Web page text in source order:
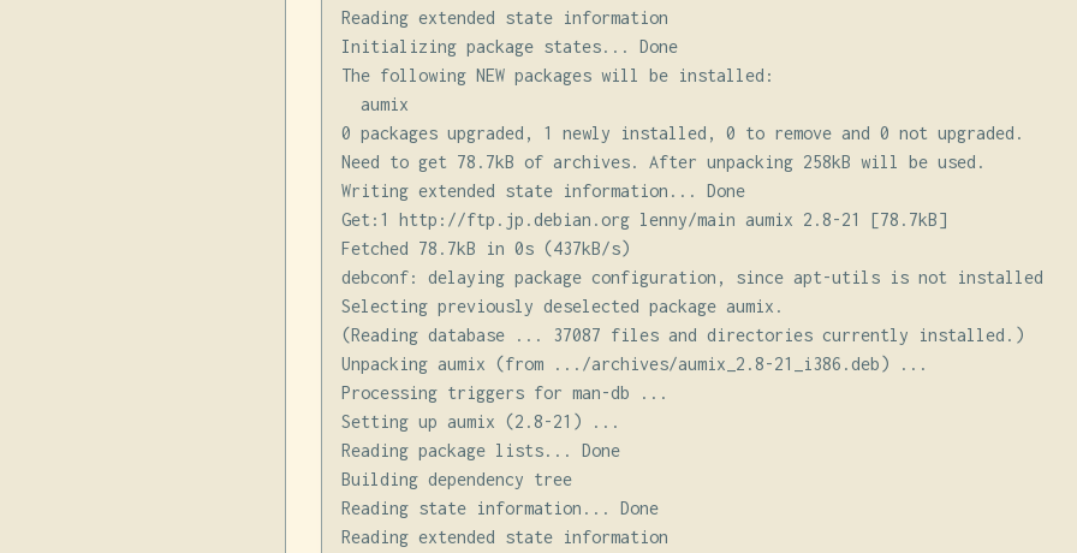
Reading extended state information
Initializing package states... Done
The following NEW packages will be installed:
  aumix
0 packages upgraded, 1 newly installed, 0 to remove and 0 not upgraded.
Need to get 78.7kB of archives. After unpacking 258kB will be used.
Writing extended state information... Done
Get:1 http://ftp.jp.debian.org lenny/main aumix 2.8-21 [78.7kB]
Fetched 78.7kB in 0s (437kB/s)
debconf: delaying package configuration, since apt-utils is not installed
Selecting previously deselected package aumix.
(Reading database ... 37087 files and directories currently installed.)
Unpacking aumix (from .../archives/aumix_2.8-21_i386.deb) ...
Processing triggers for man-db ...
Setting up aumix (2.8-21) ...
Reading package lists... Done
Building dependency tree
Reading state information... Done
Reading extended state information